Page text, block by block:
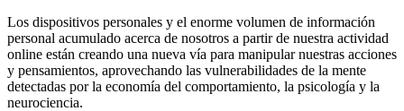
Los dispositivos personales y el enorme volumen de información
personal acumulado acerca de nosotros a partir de nuestra actividad
online están creando una nueva vía para manipular nuestras acciones
y pensamientos, aprovechando las vulnerabilidades de la mente
detectadas por la economía del comportamiento, la psicología y la
neurociencia.